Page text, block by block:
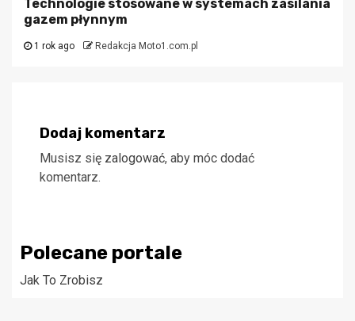
Technologie stosowane w systemach zasilania
gazem płynnym
1 rok ago Redakcja Moto1.com.pl
Dodaj komentarz
Musisz się zalogować, aby móc dodać
komentarz.
Polecane portale
Jak To Zrobisz